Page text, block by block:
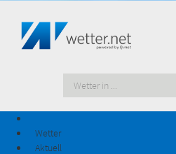
Wetter
Aktuell